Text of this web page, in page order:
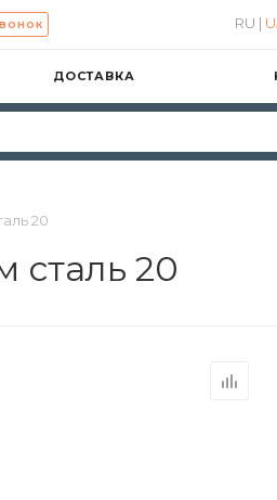
RU |
ДОСТАВКА
20
сталь 20